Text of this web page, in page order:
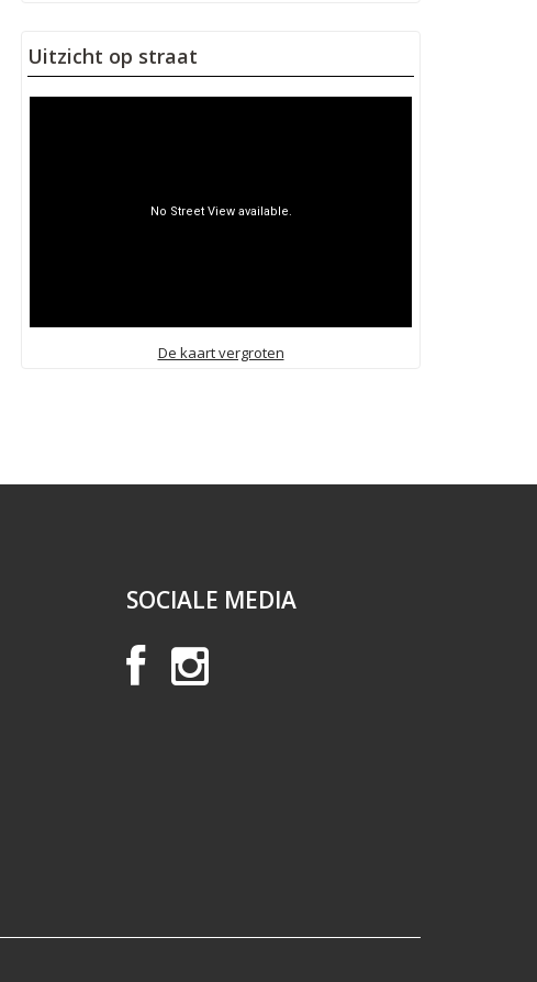
Uitzicht op straat
De kaart vergroten
SOCIALE MEDIA